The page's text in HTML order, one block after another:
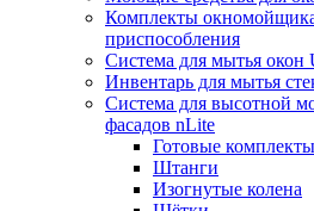
Комплекты
приспособления
Система для мытья окон
Инвентарь для мытья
Система для высотной
фасадов nLite
Готовые
Штанги
Изогнутые колена